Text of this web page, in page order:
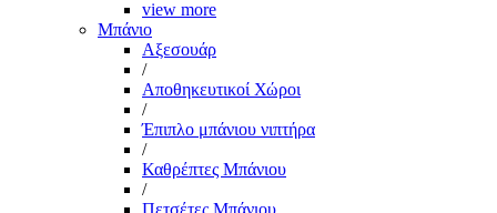
view more
Μπάνιο
Αξεσουάρ
/
Αποθηκευτικοί Χώροι
/
Έπιπλο μπάνιου νιπτήρα
/
Καθρέπτες Μπάνιου
/
Πετσέτες Μπάνιου